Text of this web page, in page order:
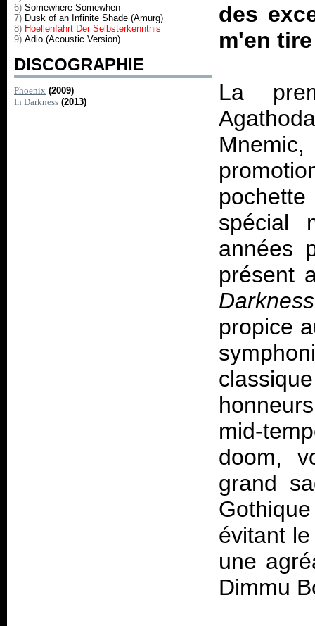
6) Somewhere Somewhen
7) Dusk of an Infinite Shade (Amurg)
8) Hoellenfahrt Der Selbsterkenntnis
9) Adio (Acoustic Version)
DISCOGRAPHIE
Phoenix (2009)
In Darkness (2013)
des
m'en
La
spécial
années
présent
Darkness
propice
mid-
doom,
grand
évitant
une
Dimmu